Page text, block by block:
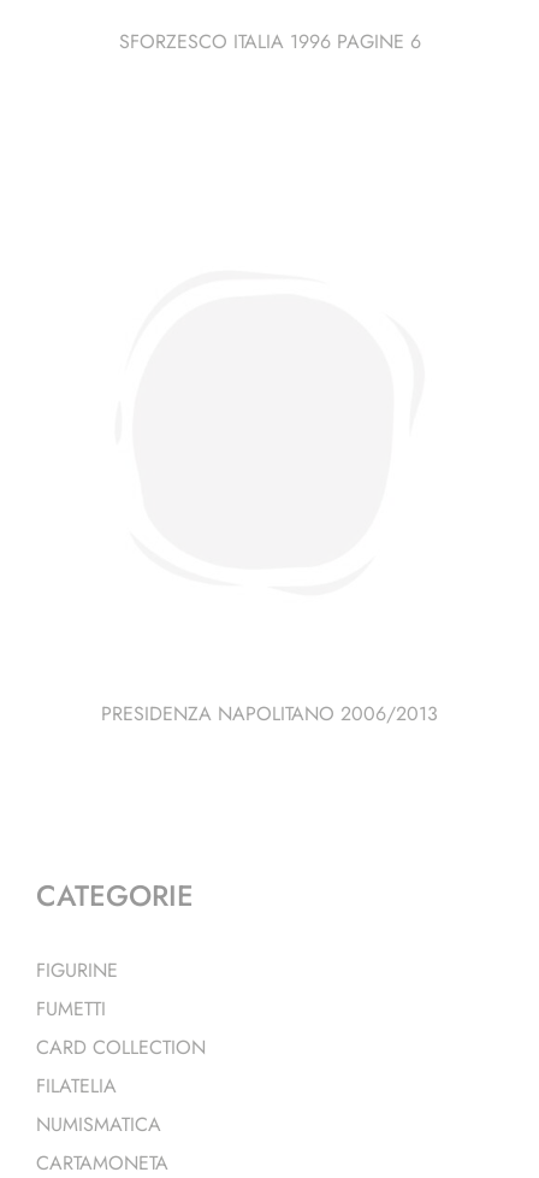
SFORZESCO ITALIA 1996 PAGINE 6
PRESIDENZA NAPOLITANO 2006/2013
CATEGORIE
FIGURINE
FUMETTI
CARD COLLECTION
FILATELIA
NUMISMATICA
CARTAMONETA